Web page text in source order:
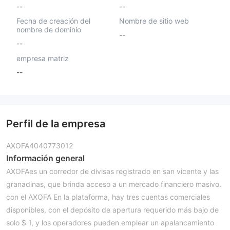
--
--
Fecha de creación del
nombre de dominio
--
Nombre de sitio web
--
empresa matriz
--
Perfil de la empresa
AXOFA4040773012
Información general
AXOFAes un corredor de divisas registrado en san vicente y las
granadinas, que brinda acceso a un mercado financiero masivo.
con el AXOFA En la plataforma, hay tres cuentas comerciales
disponibles, con el depósito de apertura requerido más bajo de
solo $ 1, y los operadores pueden emplear un apalancamiento